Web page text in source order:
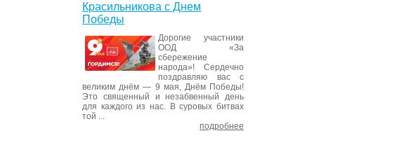
Красильникова с Днем
Победы
Дорогие участники
ООД «За
сбережение
народа»! Сердечно
поздравляю вас с
великим днём — 9 мая, Днём Победы!
Это священный и незабвенный день
для каждого из нас. В суровых битвах
той ...
подробнее